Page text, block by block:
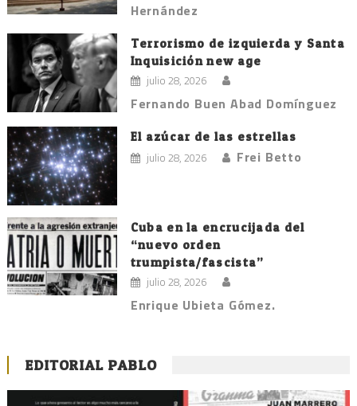
Hernández
Terrorismo de izquierda y Santa
Inquisición new age
julio 28, 2026
Fernando Buen Abad Domínguez
El azúcar de las estrellas
julio 28, 2026 Frei Betto
Cuba en la encrucijada del
“nuevo orden
trumpista/fascista”
julio 28, 2026
Enrique Ubieta Gómez.
EDITORIAL PABLO